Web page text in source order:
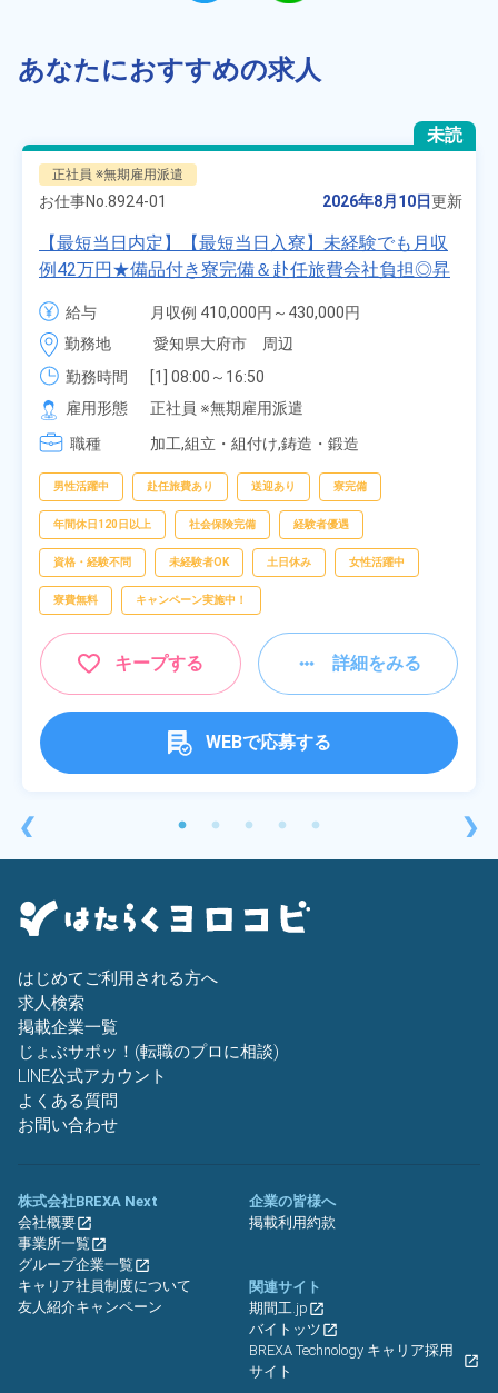
あなたにおすすめの求人
❮
未読
正社員 ※無期雇用派遣
お仕事No. 8924-01 2026年8月10日更新
【最短当日内定】【最短当日入寮】未経験でも月収
例42万円★備品付き寮完備＆赴任旅費会社負担◎昇
給・業績賞与あり！組立や塗装など自動車製造の各
種作業！《愛知県大府市》
給与
月収例 410,000円～430,000円
月給 277,000円～277,000円
勤務地
愛知県大府市　周辺
勤務時間
[1] 08:00～16:50
[2] 06:25～15:10
[3] 17:05～01:50
雇用形態
正社員 ※無期雇用派遣
職種
加工,組立・組付け,鋳造・鍛造
男性活躍中 赴任旅費あり 送迎あり 寮完備
年間休日120日以上 社会保険完備 経験者優遇
資格・経験不問 未経験者OK 土日休み 女性活躍中
寮費無料 キャンペーン実施中！
キープする 詳細をみる
WEBで応募する
❯
はじめてご利用される方へ
求人検索
掲載企業一覧
じょぶサポッ！(転職のプロに相談)
LINE公式アカウント
よくある質問
お問い合わせ
株式会社BREXA Next
会社概要
事業所一覧
グループ企業一覧
キャリア社員制度について
友人紹介キャンペーン
企業の皆様へ
掲載利用約款
関連サイト
期間工.jp
バイトッツ
BREXA Technology キャリア採用
サイト